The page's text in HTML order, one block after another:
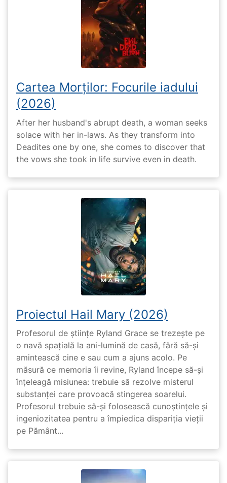
Cartea Morților: Focurile iadului
(2026)
After her husband's abrupt death, a woman seeks
solace with her in-laws. As they transform into
Deadites one by one, she comes to discover that
the vows she took in life survive even in death.
Proiectul Hail Mary (2026)
Profesorul de științe Ryland Grace se trezește pe
o navă spațială la ani-lumină de casă, fără să-și
amintească cine e sau cum a ajuns acolo. Pe
măsură ce memoria îi revine, Ryland începe să-și
înțeleagă misiunea: trebuie să rezolve misterul
substanței care provoacă stingerea soarelui.
Profesorul trebuie să-și folosească cunoștințele și
ingeniozitatea pentru a împiedica dispariția vieții
pe Pământ...